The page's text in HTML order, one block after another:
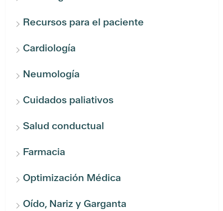
Recursos para el paciente
Cardiología
Neumología
Cuidados paliativos
Salud conductual
Farmacia
Optimización Médica
Oído, Nariz y Garganta